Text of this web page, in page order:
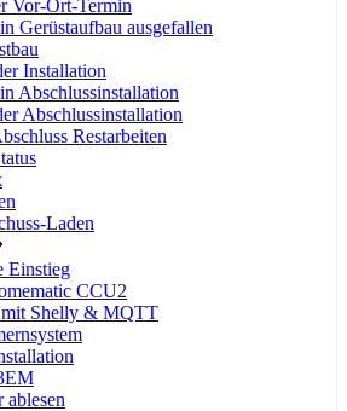
Vor-Ort-Termin
Gerüstaufbau ausgefallen
Installation
Abschlussinstallation
Abschlussinstallation
Restarbeiten
Laden
Einstieg
CCU2
mit Shelly & MQTT
ablesen